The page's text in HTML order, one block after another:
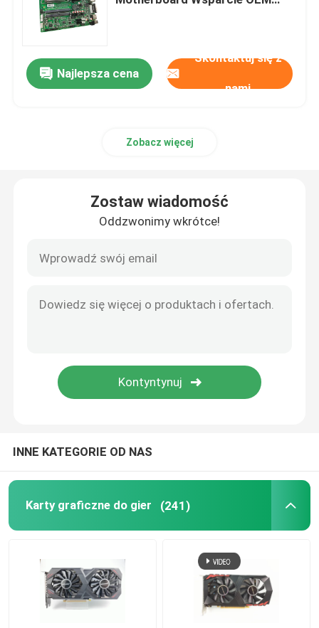
Płyta główna do gier
Pamięć RAM laptopa
Karta graficzna MXM
Pamięć RAM do komputerów stacjonarnych
Płyta ITX
Najlepsza cena
Skontaktuj się z
nami
Zobacz więcej
Zostaw wiadomość
Oddzwonimy wkrótce!
INNE KATEGORIE OD NAS
Karty graficzne do gier (241)